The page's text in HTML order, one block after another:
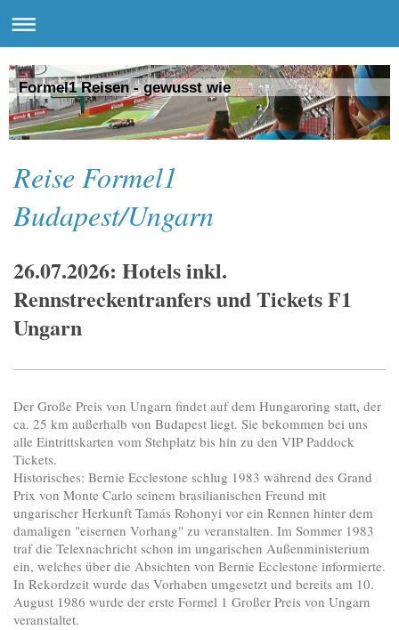
Formel1 Reisen - gewusst wie
Reise Formel1
Budapest/Ungarn
26.07.2026: Hotels inkl.
Rennstreckentranfers und Tickets F1
Ungarn
Der Große Preis von Ungarn findet auf dem Hungaroring statt, der
ca. 25 km außerhalb von Budapest liegt. Sie bekommen bei uns
alle Eintrittskarten vom Stehplatz bis hin zu den VIP Paddock
Tickets.
Historisches: Bernie Ecclestone schlug 1983 während des Grand
Prix von Monte Carlo seinem brasilianischen Freund mit
ungarischer Herkunft Tamás Rohonyi vor ein Rennen hinter dem
damaligen "eisernen Vorhang" zu veranstalten. Im Sommer 1983
traf die Telexnachricht schon im ungarischen Außenministerium
ein, welches über die Absichten von Bernie Ecclestone informierte.
In Rekordzeit wurde das Vorhaben umgesetzt und bereits am 10.
August 1986 wurde der erste Formel 1 Großer Preis von Ungarn
veranstaltet.